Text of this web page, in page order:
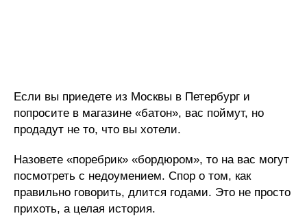
Если вы приедете из Москвы в Петербург и
попросите в магазине «батон», вас поймут, но
продадут не то, что вы хотели.
Назовете «поребрик» «бордюром», то на вас могут
посмотреть с недоумением. Спор о том, как
правильно говорить, длится годами. Это не просто
прихоть, а целая история.